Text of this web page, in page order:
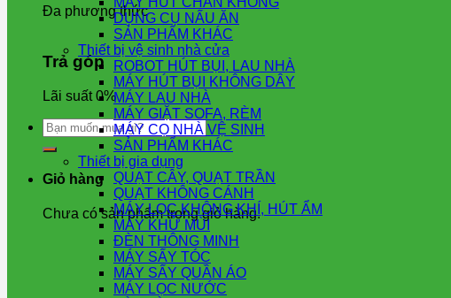
Đa phương thức
Trả góp
Lãi suất 0%
Tìm
kiếm:
Giỏ hàng
Chưa có sản phẩm trong giỏ hàng.
DỤNG CỤ NẤU ĂN
SẢN PHẨM KHÁC
Thiết bị vệ sinh nhà cửa
ROBOT HÚT BỤI, LAU NHÀ
MÁY HÚT BỤI KHÔNG DÂY
MÁY LAU NHÀ
MÁY GIẶT SOFA, RÈM
MÁY CỌ NHÀ VỆ SINH
SẢN PHẨM KHÁC
Thiết bị gia dụng
QUẠT CÂY, QUẠT TRẦN
QUẠT KHÔNG CÁNH
MÁY LỌC KHÔNG KHÍ, HÚT ẨM
MÁY KHỬ MÙI
ĐÈN THÔNG MINH
MÁY SẤY TÓC
MÁY SẤY QUẦN ÁO
MÁY LỌC NƯỚC